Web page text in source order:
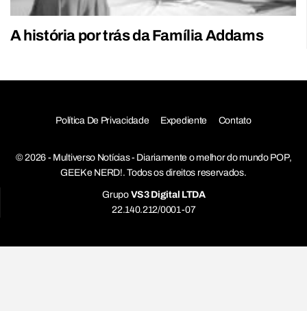
A história por trás da Família Addams
Política De Privacidade Expediente Contato
© 2026 - Multiverso Notícias - Diariamente o melhor do mundo POP,
GEEK e NERD!. Todos os direitos reservados.
Grupo VS3 Digital LTDA
22.140.212/0001-07